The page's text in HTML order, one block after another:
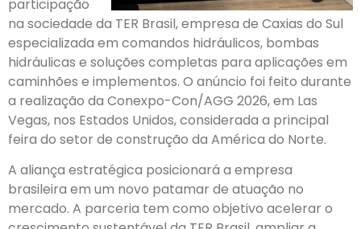
participação
na sociedade da TER Brasil, empresa de Caxias do Sul
especializada em comandos hidráulicos, bombas
hidráulicas e soluções completas para aplicações em
caminhões e implementos. O anúncio foi feito durante
a realização da Conexpo-Con/AGG 2026, em Las
Vegas, nos Estados Unidos, considerada a principal
feira do setor de construção da América do Norte.
A aliança estratégica posicionará a empresa
brasileira em um novo patamar de atuação no
mercado. A parceria tem como objetivo acelerar o